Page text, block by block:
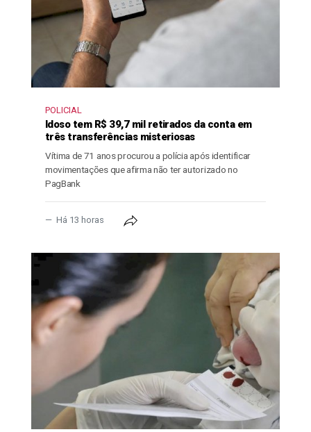
POLICIAL
Idoso tem R$ 39,7 mil retirados da conta em
três transferências misteriosas
Vítima de 71 anos procurou a polícia após identificar
movimentações que afirma não ter autorizado no
PagBank
Há 13 horas